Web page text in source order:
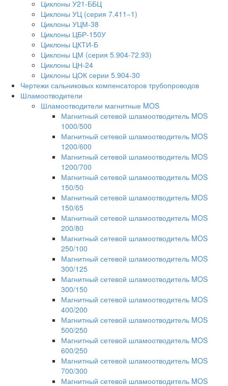
Циклоны У21-ББЦ
Циклоны УЦ (серия 7.411−1)
Циклоны УЦМ-38
Циклоны ЦБР-150У
Циклоны ЦКТИ-Б
Циклоны ЦМ (серия 5.904-72.93)
Циклоны ЦН-24
Циклоны ЦОК серии 5.904-30
Чертежи сальниковых компенсаторов трубопроводов
Шламоотводители
Шламоотводители магнитные MOS
Магнитный сетевой шламоотводитель MOS
1000/500
Магнитный сетевой шламоотводитель MOS
1200/600
Магнитный сетевой шламоотводитель MOS
1200/700
Магнитный сетевой шламоотводитель MOS
150/50
Магнитный сетевой шламоотводитель MOS
150/65
Магнитный сетевой шламоотводитель MOS
200/80
Магнитный сетевой шламоотводитель MOS
250/100
Магнитный сетевой шламоотводитель MOS
300/125
Магнитный сетевой шламоотводитель MOS
300/150
Магнитный сетевой шламоотводитель MOS
400/200
Магнитный сетевой шламоотводитель MOS
500/250
Магнитный сетевой шламоотводитель MOS
600/250
Магнитный сетевой шламоотводитель MOS
700/300
Магнитный сетевой шламоотводитель MOS